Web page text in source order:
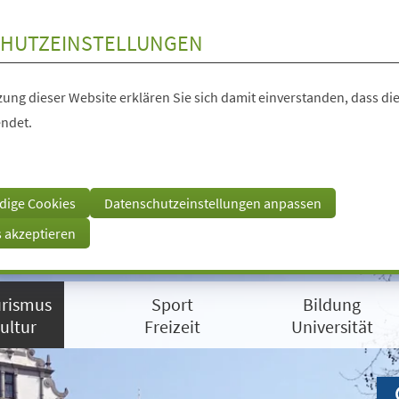
dieser Website erklären Sie sich damit einverstanden, dass
Cookies
Datenschutzeinstellungen anpassen
akzeptieren
Sport
Freizeit
Bildung
Universität